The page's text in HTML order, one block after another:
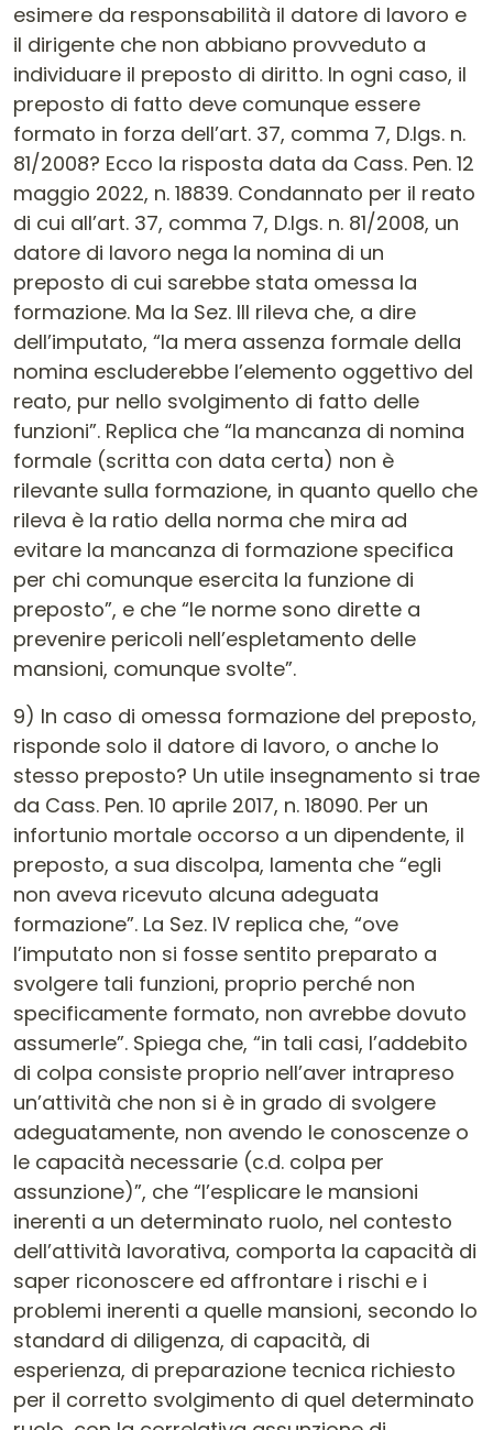
esimere da responsabilità il datore di lavoro e
il dirigente che non abbiano provveduto a
individuare il preposto di diritto. In ogni caso, il
preposto di fatto deve comunque essere
formato in forza dell’art. 37, comma 7, D.lgs. n.
81/2008? Ecco la risposta data da Cass. Pen. 12
maggio 2022, n. 18839. Condannato per il reato
di cui all’art. 37, comma 7, D.lgs. n. 81/2008, un
datore di lavoro nega la nomina di un
preposto di cui sarebbe stata omessa la
formazione. Ma la Sez. III rileva che, a dire
dell’imputato, “la mera assenza formale della
nomina escluderebbe l’elemento oggettivo del
reato, pur nello svolgimento di fatto delle
funzioni”. Replica che “la mancanza di nomina
formale (scritta con data certa) non è
rilevante sulla formazione, in quanto quello che
rileva è la ratio della norma che mira ad
evitare la mancanza di formazione specifica
per chi comunque esercita la funzione di
preposto”, e che “le norme sono dirette a
prevenire pericoli nell’espletamento delle
mansioni, comunque svolte”.
9) In caso di omessa formazione del preposto,
risponde solo il datore di lavoro, o anche lo
stesso preposto? Un utile insegnamento si trae
da Cass. Pen. 10 aprile 2017, n. 18090. Per un
infortunio mortale occorso a un dipendente, il
preposto, a sua discolpa, lamenta che “egli
non aveva ricevuto alcuna adeguata
formazione”. La Sez. IV replica che, “ove
l’imputato non si fosse sentito preparato a
svolgere tali funzioni, proprio perché non
specificamente formato, non avrebbe dovuto
assumerle”. Spiega che, “in tali casi, l’addebito
di colpa consiste proprio nell’aver intrapreso
un’attività che non si è in grado di svolgere
adeguatamente, non avendo le conoscenze o
le capacità necessarie (c.d. colpa per
assunzione)”, che “l’esplicare le mansioni
inerenti a un determinato ruolo, nel contesto
dell’attività lavorativa, comporta la capacità di
saper riconoscere ed affrontare i rischi e i
problemi inerenti a quelle mansioni, secondo lo
standard di diligenza, di capacità, di
esperienza, di preparazione tecnica richiesto
per il corretto svolgimento di quel determinato